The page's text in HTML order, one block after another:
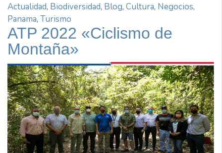
Actualidad, Biodiversidad, Blog, Cultura, Negocios,
Panama, Turismo
ATP 2022 «Ciclismo de
Montaña»